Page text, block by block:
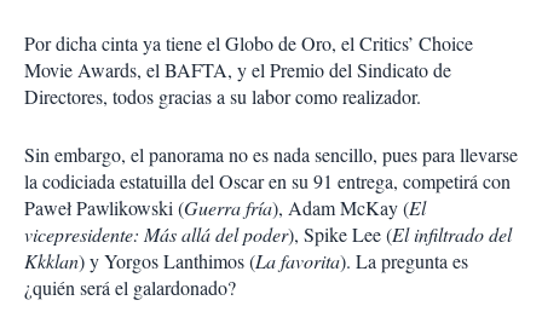
Por dicha cinta ya tiene el Globo de Oro, el Critics’ Choice
Movie Awards, el BAFTA, y el Premio del Sindicato de
Directores, todos gracias a su labor como realizador.
Sin embargo, el panorama no es nada sencillo, pues para llevarse
la codiciada estatuilla del Oscar en su 91 entrega, competirá con
Paweł Pawlikowski (Guerra fría), Adam McKay (El
vicepresidente: Más allá del poder), Spike Lee (El infiltrado del
Kkklan) y Yorgos Lanthimos (La favorita). La pregunta es
¿quién será el galardonado?